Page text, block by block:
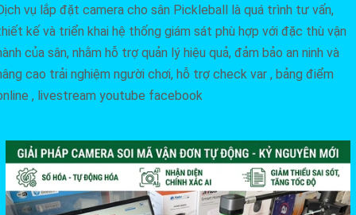
vụ lắp đặt camera cho sân Pickleball là quá trình tư vấn,
kế và triển khai hệ thống giám sát phù hợp với đặc thù vận
của sân, nhằm hỗ trợ quản lý hiệu quả, đảm bảo an ninh và
cao trải nghiệm người chơi, hỗ trợ check var , bảng điểm
, livestream youtube facebook